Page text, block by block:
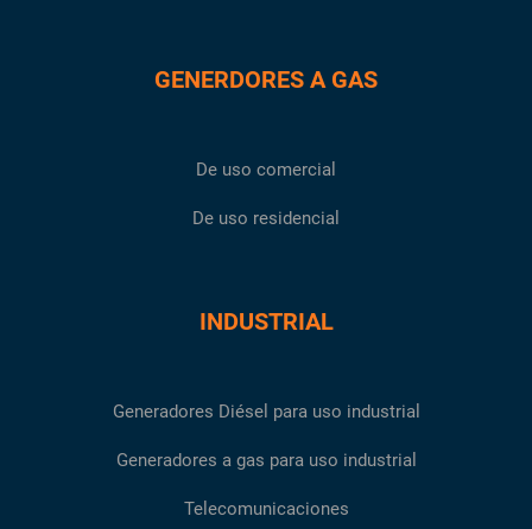
GENERDORES A GAS
De uso comercial
De uso residencial
INDUSTRIAL
Generadores Diésel para uso industrial
Generadores a gas para uso industrial
Telecomunicaciones